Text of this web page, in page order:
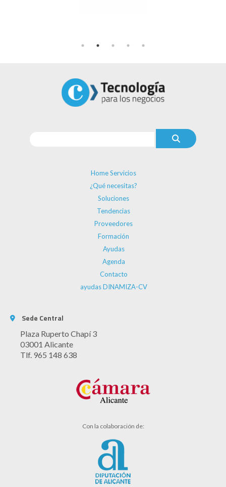
Home Servicios
¿Qué necesitas?
Soluciones
Tendencias
Proveedores
Formación
Ayudas
Agenda
Contacto
ayudas DINAMIZA-CV
Sede Central
Plaza Ruperto Chapí 3
03001 Alicante
Tlf. 965 148 638
Con la colaboración de: